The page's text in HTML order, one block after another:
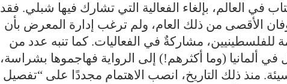
في العالم، بإلغاء الفعالية التي تشارك فيها شبلي. فقد
الأقصى من ذلك العام، ولم ترغب إدارة المعرض بأن
مشاركةٌ في الفعاليات. كما تنبه عدد من
في ألمانيا (وما أكثرهم!) إلى الرواية فهاجموها بشراسة،
منذ ذلك التاريخ، انصب الاهتمام مجددًا على “تفصيل